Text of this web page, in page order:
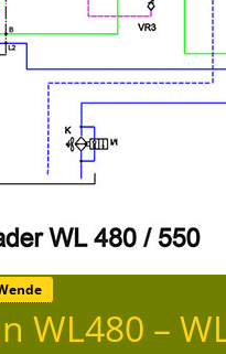
WL480 –